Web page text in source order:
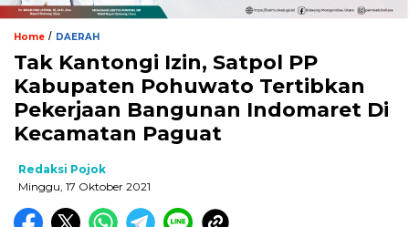
Home / DAERAH
Tak Kantongi Izin, Satpol PP
Kabupaten Pohuwato Tertibkan
Pekerjaan Bangunan Indomaret Di
Kecamatan Paguat
Redaksi Pojok
Minggu, 17 Oktober 2021